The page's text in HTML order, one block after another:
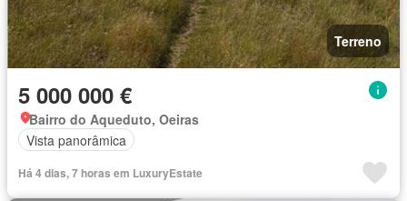
Terreno
5 000 000 €
Bairro do Aqueduto, Oeiras
Vista panorâmica
Há 4 dias, 7 horas em LuxuryEstate